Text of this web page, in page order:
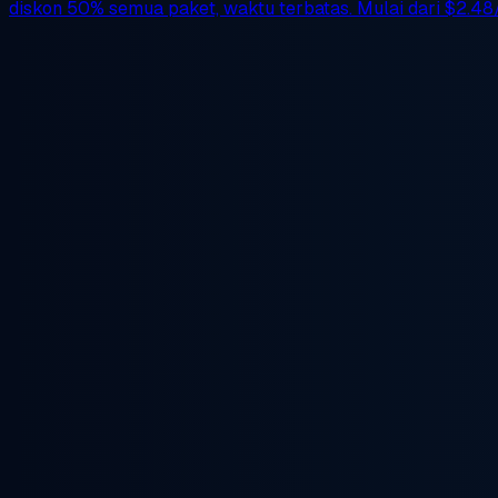
diskon 50% semua paket, waktu terbatas. Mulai dari